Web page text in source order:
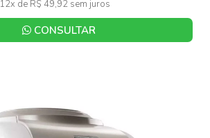
12x de R$ 49,92 sem juros
CONSULTAR